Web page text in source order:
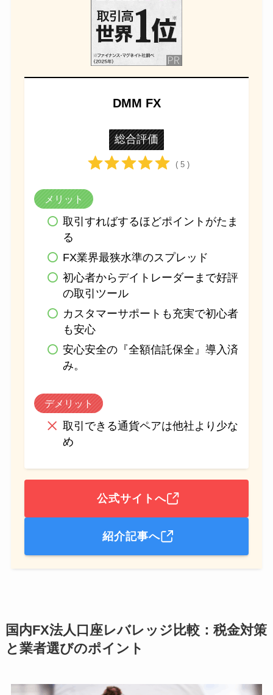
DMM FX
総合評価
( 5 )
メリット
取引すればするほどポイントがたま
る
FX業界最狭水準のスプレッド
初心者からデイトレーダーまで好評
の取引ツール
カスタマーサポートも充実で初心者
も安心
安心安全の『全額信託保全』導入済
み。
デメリット
取引できる通貨ペアは他社より少な
め
公式サイトへ
紹介記事へ
国内FX法人口座レバレッジ比較：税金対策
と業者選びのポイント